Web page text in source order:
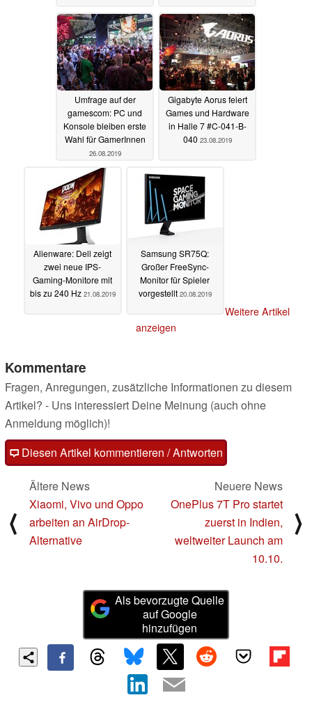
Umfrage auf der
gamescom: PC und
Konsole bleiben erste
Wahl für GamerInnen
26.08.2019
Gigabyte Aorus feiert
Games und Hardware
in Halle 7 #C-041-B-
040 23.08.2019
Alienware: Dell zeigt
zwei neue IPS-
Gaming-Monitore mit
bis zu 240 Hz 21.08.2019
Samsung SR75Q:
Großer FreeSync-
Monitor für Spieler
vorgestellt 20.08.2019
Weitere Artikel
anzeigen
Kommentare
Fragen, Anregungen, zusätzliche Informationen zu diesem
Artikel? - Uns interessiert Deine Meinung (auch ohne
Anmeldung möglich)!
Diesen Artikel kommentieren / Antworten
⟨
Ältere News
Xiaomi, Vivo und Oppo
arbeiten an AirDrop-
Alternative
Neuere News
OnePlus 7T Pro startet
zuerst in Indien,
weltweiter Launch am
10.10.
⟩
Als bevorzugte Quelle
auf Google
hinzufügen